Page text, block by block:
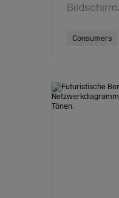
Consumers